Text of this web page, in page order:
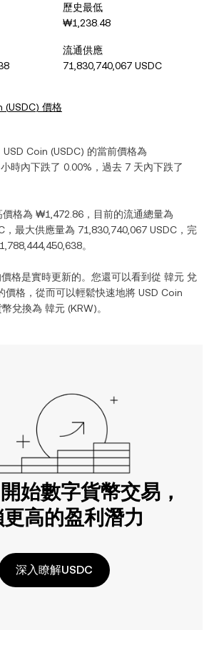
歷史最低
₩1,238.48
流通供應
71,830,740,067 USDC
(USDC) 價格
USD Coin (USDC) 的當前價格為
時內下跌了 0.00% ，過去 7 天內下跌了
價格為 ₩1,472.86 ，目前的流通總量為
，最大供應量為 71,830,740,067 USDC ，完
。
價格是實時更新的。您還可以看到從 韓元 兌
價格，從而可以輕鬆快速地將 USD Coin
兌換為 韓元 (KRW)。
始數字貨幣交易，
高的盈利潛力
深入瞭解USDC